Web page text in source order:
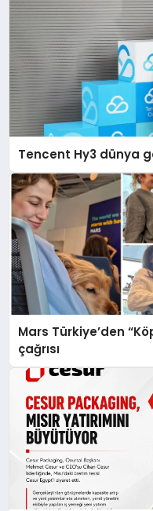
Tencent Hy3 dünya
Mars Türkiye’den
çağrısı